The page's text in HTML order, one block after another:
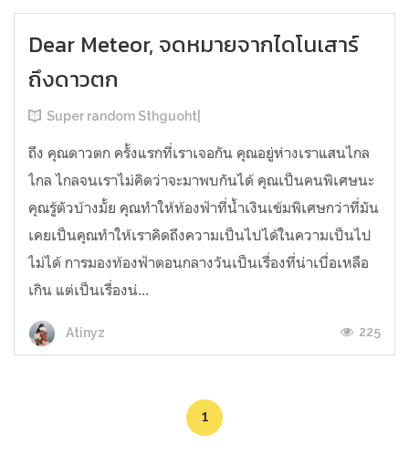
Dear Meteor, จดหมายจากไดโนเสาร์
ถึงดาวตก
Super random Sthguoht|
ถึง คุณดาวตก ครั้งแรกที่เราเจอกัน คุณอยู่ห่างเราแสนไกล
ไกล ไกลจนเราไม่คิดว่าจะมาพบกันได้ คุณเป็นคนพิเศษนะ
คุณรู้ตัวบ้างมั้ย คุณทำให้ท้องฟ้าที่น้ำเงินเข้มพิเศษกว่าที่มัน
เคยเป็นคุณทำให้เราคิดถึงความเป็นไปได้ในความเป็นไป
ไม่ได้ การมองท้องฟ้าตอนกลางวันเป็นเรื่องที่น่าเบื่อเหลือ
เกิน แต่เป็นเรื่องน่...
Atinyz 225
1